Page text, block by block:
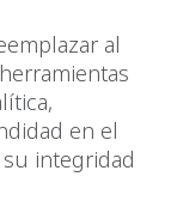
al
en el
integridad